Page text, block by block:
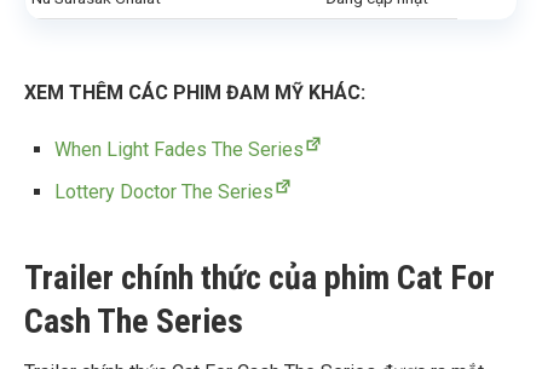
XEM THÊM CÁC PHIM ĐAM MỸ KHÁC:
When Light Fades The Series
Lottery Doctor The Series
Trailer chính thức của phim Cat For
Cash The Series